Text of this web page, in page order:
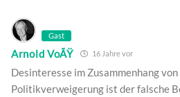
Gast
Arnold VoÃŸ 16 Jahre vor
Desinteresse im Zusammenhang
Politikverweigerung ist der falsche